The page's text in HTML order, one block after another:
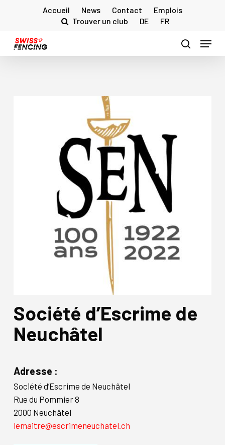
content
Accueil News Contact
Emplois
Trouver un club
DE FR
search
Menu
Société d’Escrime de
Neuchâtel
Adresse :
Société d’Escrime de Neuchâtel
Rue du Pommier 8
2000 Neuchâtel
lemaitre@escrimeneuchatel.ch